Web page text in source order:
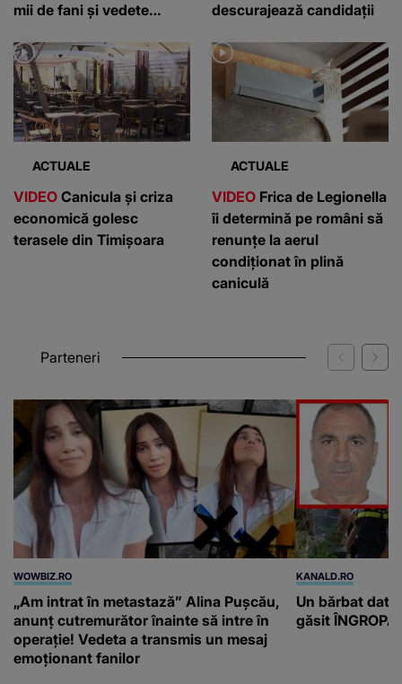
mii de fani și vedete
descurajează candidații
ACTUALE
VIDEO Canicula și criza
economică golesc
terasele din Timișoara
ACTUALE
VIDEO Frica de Legionella
îi determină pe români să
renunțe la aerul
condiționat în plină
caniculă
Parteneri
WOWBIZ.RO
„Am intrat în metastază” Alina Pușcău,
anunț cutremurător înainte să intre în
operație! Vedeta a transmis un mesaj
emoționant fanilor
KANALD.RO
Un bărbat dat
găsit